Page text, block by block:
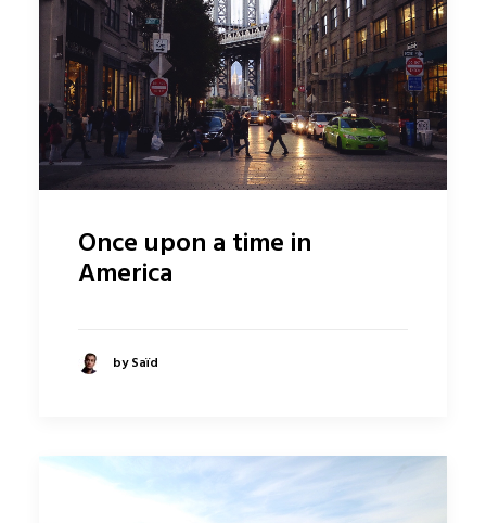
Once upon a time in
America
by Saïd